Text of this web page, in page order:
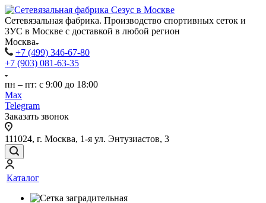
Сетевязальная фабрика. Производство спортивных сеток и
ЗУС в Москве с доставкой в любой регион
Москва
+7 (499) 346-67-80
+7 (903) 081-63-35
пн – пт: с 9:00 до 18:00
Max
Telegram
Заказать звонок
111024, г. Москва, 1-я ул. Энтузиастов, 3
Каталог